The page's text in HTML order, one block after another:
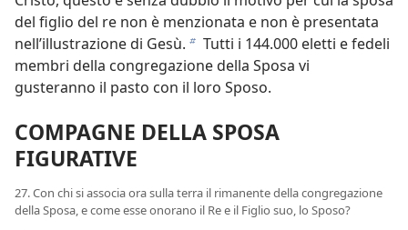
del figlio del re non è menzionata e non è presentata
nell’illustrazione di Gesù. b Tutti i 144.000 eletti e fedeli
membri della congregazione della Sposa vi
gusteranno il pasto con il loro Sposo.
COMPAGNE DELLA SPOSA
FIGURATIVE
27. Con chi si associa ora sulla terra il rimanente della congregazione
della Sposa, e come esse onorano il Re e il Figlio suo, lo Sposo?